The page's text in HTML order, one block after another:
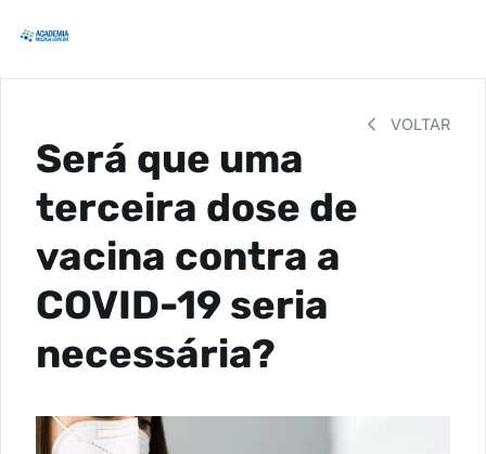
VOLTAR
Será que uma
terceira dose de
vacina contra a
COVID-19 seria
necessária?